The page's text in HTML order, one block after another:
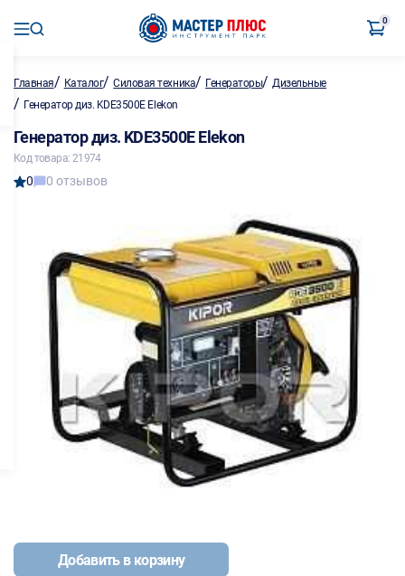
0
Главная/ Каталог/Силовая техника/ Генераторы/Дизельные
/ Генератор диз. KDE3500E Elekon
Генератор диз. KDE3500E Elekon
Код товара: 21974
0 0 отзывов
Добавить в корзину